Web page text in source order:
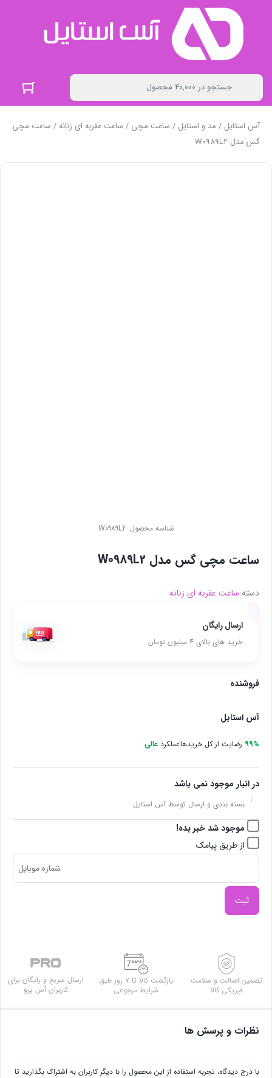
آس استایل / مد و استایل / ساعت مچی / ساعت عقربه ای زنانه/ ساعت مچی
گس مدل W0989L2
شناسه محصول:W0989L2
ساعت مچی گس مدل W0989L2
دسته:ساعت عقربه ای زنانه
ارسال رایگان
خرید های بالای 4 میلیون تومان
فروشنده
آس استایل
99% رضایت از کل خریدهاعملکرد عالی
در انبار موجود نمی باشد
بسته بندی و ارسال توسط آس استایل
موجود شد خبر بده!
از طریق پیامک
ثبت
تضمین اصالت و سلامت
فیزیکی کالا
بازگشت کالا تا ۷ روز طبق
شرایط مرجوعی
ارسال سریع و رایگان برای
کاربران آس پرو
نظرات و پرسش ها
با درج دیدگاه، تجربه استفاده از این محصول را با دیگر کاربران به اشتراک بگذارید تا